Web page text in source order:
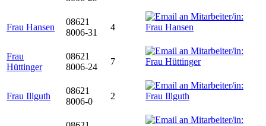
Frau Hansen
08621
8006-31
4
Frau
Hüttinger
08621
8006-24
7
Frau Illguth
08621
8006-0
2